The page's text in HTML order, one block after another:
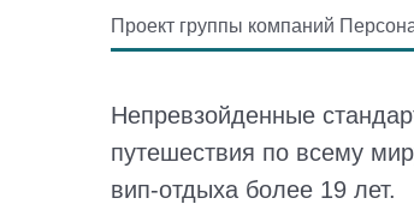
Проект группы компаний
Непревзойденные
путешествия по всему
вип-отдыха более 19 лет.